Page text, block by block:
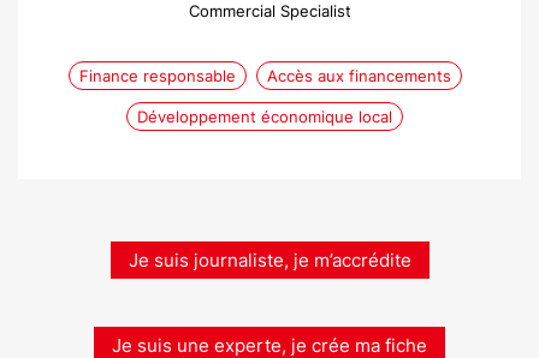
Commercial Specialist
Finance responsable Accès aux financements
Développement économique local
Je suis journaliste, je m’accrédite
Je suis une experte, je crée ma fiche